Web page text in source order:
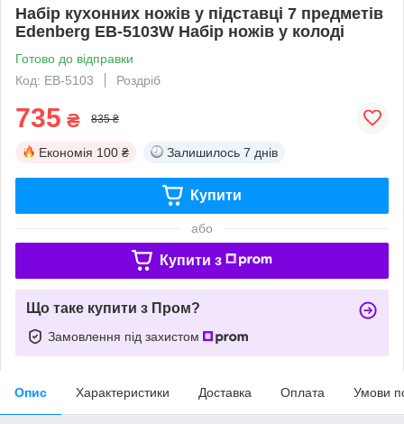
Набір кухонних ножів у підставці 7 предметів
Edenberg EB-5103W Набір ножів у колоді
Готово до відправки
Код: EB-5103
Роздріб
735 ₴ 835 ₴
Економія 100 ₴ Залишилось 7 днів
Купити
або
Купити з
Що таке купити з Пром?
Замовлення під захистом
Опис Характеристики Доставка Оплата Умови